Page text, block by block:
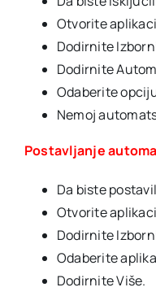
Otvorite
Dodirnite
Dodirnite
Odaberite
Nemoj
Postavljanje
Da biste
Otvorite
Dodirnite
Odaberite
Dodirnite Više.